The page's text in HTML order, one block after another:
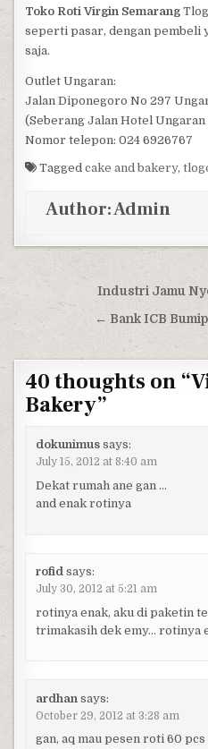
Toko Roti Virgin Semarang
seperti pasar, dengan pembeli
saja.
Outlet Ungaran:
Jalan Diponegoro No 297
(Seberang Jalan Hotel Ungaran
Nomor telepon: 024 6926767
Taggedcake and bakery,
Author:Admin
Post navigation
Industri Jamu
← Bank ICB
40 thoughts on “
Bakery”
dokunimus says:
July 15, 2012 at 8:40 am
Dekat rumah ane gan …
and enak rotinya
rofid says:
July 30, 2012 at 5:21 am
rotinya enak, aku di paketin
trimakasih dek emy… rotinya
ardhan says:
October 29, 2012 at 3:28 am
gan, aq mau pesen roti 60